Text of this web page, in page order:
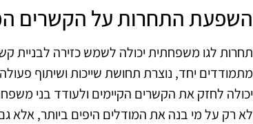
השפעת התחרות על הקשרים
תחרות לגו משפחתית יכולה לשמש כזירה לבניית
מתמודדים יחד, נוצרת תחושת שייכות ושיתוף
יכולה לחזק את הקשרים הקיימים ולעודד בני
לא רק על מי בנה את המודלים היפים ביותר,